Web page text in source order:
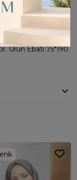
kullanıma uygundur
Ürün Ebatı 75*190